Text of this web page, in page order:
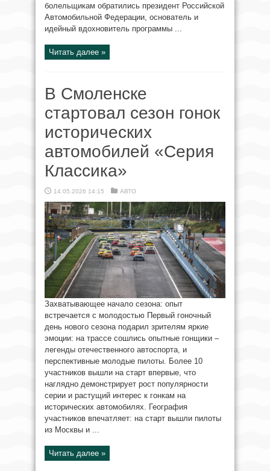
болельщикам обратились президент Российской
Автомобильной Федерации, основатель и
идейный вдохновитель программы ...
Читать далее »
В Смоленске
стартовал сезон гонок
исторических
автомобилей «Серия
Классика»
14.05.2026 14:15 АВТО
Захватывающее начало сезона: опыт
встречается с молодостью Первый гоночный
день нового сезона подарил зрителям яркие
эмоции: на трассе сошлись опытные гонщики –
легенды отечественного автоспорта, и
перспективные молодые пилоты. Более 10
участников вышли на старт впервые, что
наглядно демонстрирует рост популярности
серии и растущий интерес к гонкам на
исторических автомобилях. География
участников впечатляет: на старт вышли пилоты
из Москвы и ...
Читать далее »